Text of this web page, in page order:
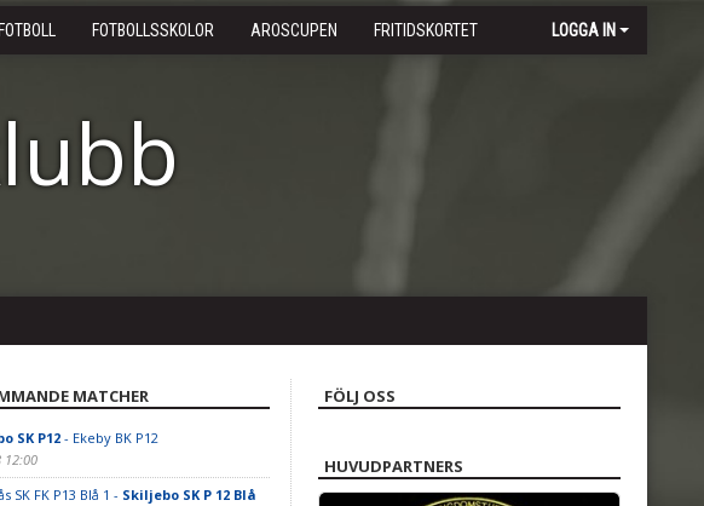
FOTBOLLSSKOLOR AROSCUPEN FRITIDSKORTET LOGGA IN
MATCHER
SK P12- Ekeby BK P12
12:00
SK FK P13 Blå 1 - Skiljebo SK P 12 Blå
FÖLJ OSS
HUVUDPARTNERS